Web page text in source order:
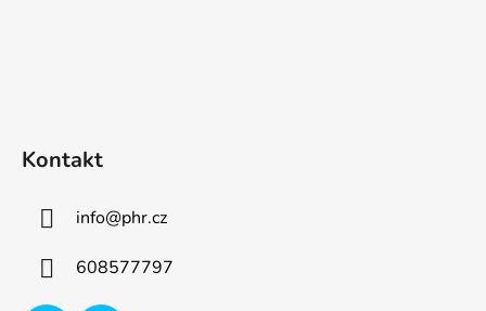
Kontakt
info@phr.cz
608577797